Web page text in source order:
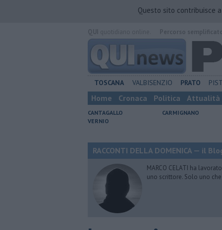
Questo sito contribuisce
TOSCANA VALBISENZIO PRATO
Home Cronaca Politica Attualità
CANTAGALLO CARMIGNANO
VERNIO
RACCONTI DELLA DOMENICA — il
MARCO CELATI ha
uno scrittore. Solo uno